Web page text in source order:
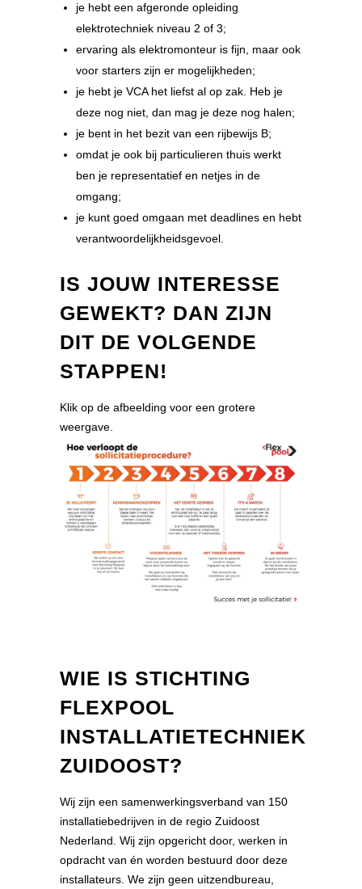
je hebt een afgeronde opleiding
elektrotechniek niveau 2 of 3;
ervaring als elektromonteur is fijn, maar ook
voor starters zijn er mogelijkheden;
je hebt je VCA het liefst al op zak. Heb je
deze nog niet, dan mag je deze nog halen;
je bent in het bezit van een rijbewijs B;
omdat je ook bij particulieren thuis werkt
ben je representatief en netjes in de
omgang;
je kunt goed omgaan met deadlines en hebt
verantwoordelijkheidsgevoel.
IS JOUW INTERESSE
GEWEKT? DAN ZIJN
DIT DE VOLGENDE
STAPPEN!
Klik op de afbeelding voor een grotere
weergave.
WIE IS STICHTING
FLEXPOOL
INSTALLATIETECHNIEK
ZUIDOOST?
Wij zijn een samenwerkingsverband van 150
installatiebedrijven in de regio Zuidoost
Nederland. Wij zijn opgericht door, werken in
opdracht van én worden bestuurd door deze
installateurs. We zijn geen uitzendbureau,